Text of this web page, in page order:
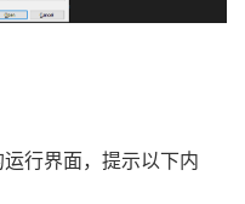
行界面，提示以下内